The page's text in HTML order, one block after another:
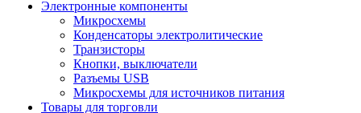
Электронные компоненты
Микросхемы
Конденсаторы электролитические
Транзисторы
Кнопки, выключатели
Разъемы USB
Микросхемы для источников питания
Товары для торговли